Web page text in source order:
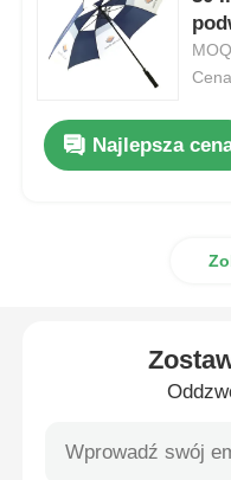
Pieszące parasolki
Kompaktowe
Automatycznie
Parasole zwrotne
Tone
Najlepsza